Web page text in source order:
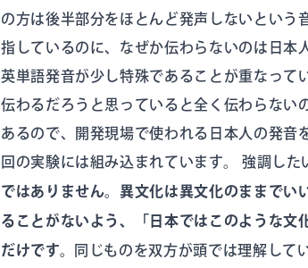
の方は後半部分をほとんど発声しないという
指しているのに、なぜか伝わらないのは日本
英単語発音が少し特殊であることが重なって
伝わるだろうと思っていると全く伝わらな
あるので、開発現場で使われる日本人の発
回の実験には組み込まれています。 強調した
ではありません。異文化は異文化のままで
ることがないよう、「日本ではこのような
だけです。 同じものを双方が頭では理解して